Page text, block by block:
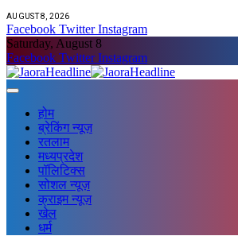
AUGUST 8, 2026
Facebook Twitter Instagram
Saturday, August 8
Facebook Twitter Instagram
होम
ब्रेकिंग न्यूज़
रतलाम
मध्यप्रदेश
पॉलिटिक्स
सोशल न्यूज़
क्राइम न्यूज़
खेल
धर्म